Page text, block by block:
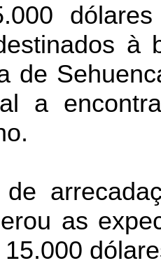
à
de
a
de
as